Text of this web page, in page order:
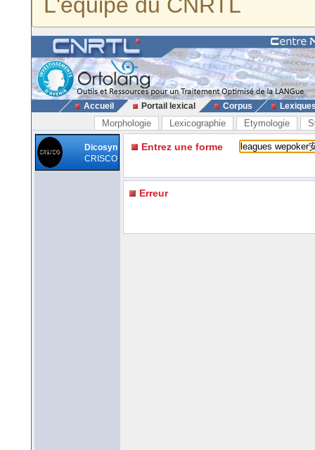
Accueil Portail lexical Corpus
Morphologie Lexicographie Etymologie
Dicosyn
CRISCO
Entrez une forme
Erreur